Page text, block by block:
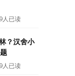
已读
？汉舍小
已读